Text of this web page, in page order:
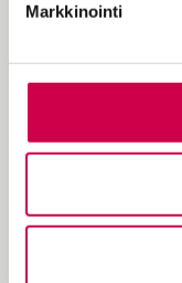
Markkinointi
LISÄÄ
Ristikon
JAA ARTIKKELI